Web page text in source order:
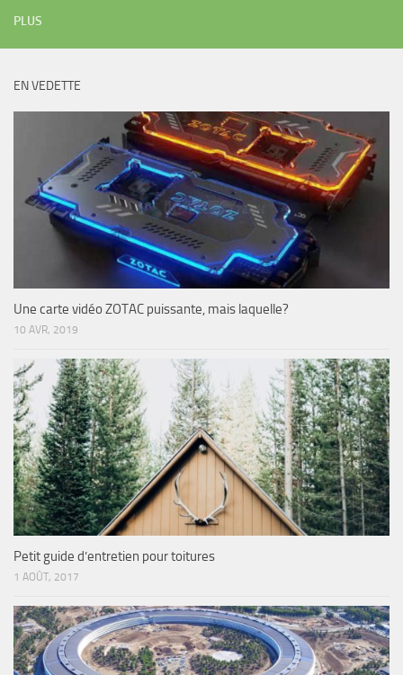
PLUS
EN VEDETTE
Une carte vidéo ZOTAC puissante, mais laquelle?
10 AVR, 2019
Petit guide d’entretien pour toitures
1 AOÛT, 2017